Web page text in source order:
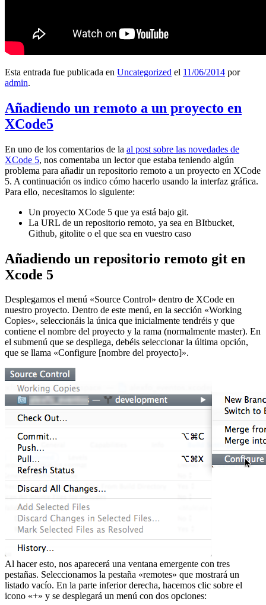
Esta entrada fue publicada en Uncategorized el 11/06/2014 por
admin.
Añadiendo un remoto a un proyecto en
XCode5
En uno de los comentarios de la al post sobre las novedades de
XCode 5, nos comentaba un lector que estaba teniendo algún
problema para añadir un repositorio remoto a un proyecto en XCode
5. A continuación os indico cómo hacerlo usando la interfaz gráfica.
Para ello, necesitamos lo siguiente:
Un proyecto XCode 5 que ya está bajo git.
La URL de un repositorio remoto, ya sea en BItbucket,
Github, gitolite o el que sea en vuestro caso
Añadiendo un repositorio remoto git en
Xcode 5
Desplegamos el menú «Source Control» dentro de XCode en
nuestro proyecto. Dentro de este menú, en la sección «Working
Copies», seleccionáis la única que inicialmente tendréis y que
contiene el nombre del proyecto y la rama (normalmente master). En
el submenú que se despliega, debéis seleccionar la última opción,
que se llama «Configure [nombre del proyecto]».
Al hacer esto, nos aparecerá una ventana emergente con tres
pestañas. Seleccionamos la pestaña «remotes» que mostrará un
listado vacío. En la parte inferior derecha, hacemos clic sobre el
icono «+» y se desplegará un menú con dos opciones: